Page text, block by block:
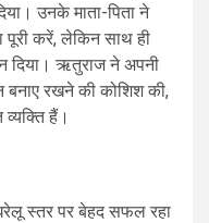
उनके माता-पिता ने
पूरी करें, लेकिन साथ ही
दिया। ऋतुराज ने अपनी
रखने की कोशिश की,
हैं।
स्तर पर बेहद सफल रहा